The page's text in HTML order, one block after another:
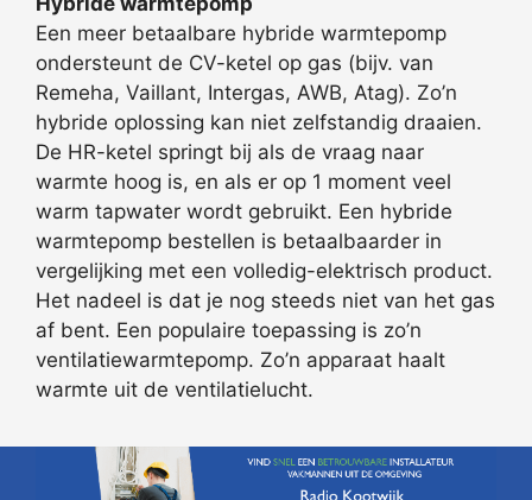
Een meer betaalbare hybride warmtepomp
ondersteunt de CV-ketel op gas (bijv. van
Remeha, Vaillant, Intergas, AWB, Atag). Zo’n
hybride oplossing kan niet zelfstandig draaien.
De HR-ketel springt bij als de vraag naar
warmte hoog is, en als er op 1 moment veel
warm tapwater wordt gebruikt. Een hybride
warmtepomp bestellen is betaalbaarder in
vergelijking met een volledig-elektrisch product.
Het nadeel is dat je nog steeds niet van het gas
af bent. Een populaire toepassing is zo’n
ventilatiewarmtepomp. Zo’n apparaat haalt
warmte uit de ventilatielucht.